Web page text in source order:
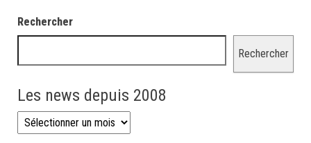
Rechercher
Rechercher
Les news depuis 2008
Les news depuis 2008